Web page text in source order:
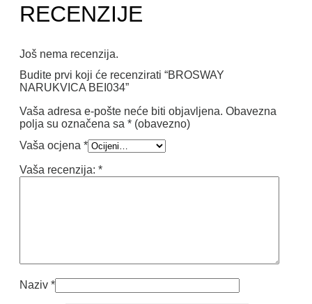
RECENZIJE
Još nema recenzija.
Budite prvi koji će recenzirati “BROSWAY
NARUKVICA BEI034”
Vaša adresa e-pošte neće biti objavljena. Obavezna
polja su označena sa * (obavezno)
Vaša ocjena *
Vaša recenzija: *
Naziv *